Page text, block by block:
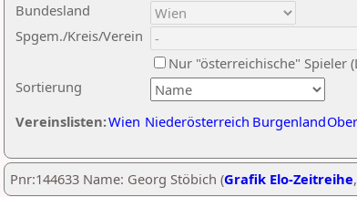
Sortierung
Bundesland
Spgem./Kreis/Verein
Nur "österreichische" Spieler
Vereinslisten:Wien Niederösterreich Burgenland
Pnr:144633 Name: Georg Stöbich (Grafik Elo-Zeitreihe,